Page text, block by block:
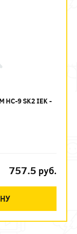
НС-9 SK2 IEK -
757.5 руб.